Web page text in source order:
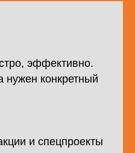
эффективно.
нужен конкретный
и спецпроекты